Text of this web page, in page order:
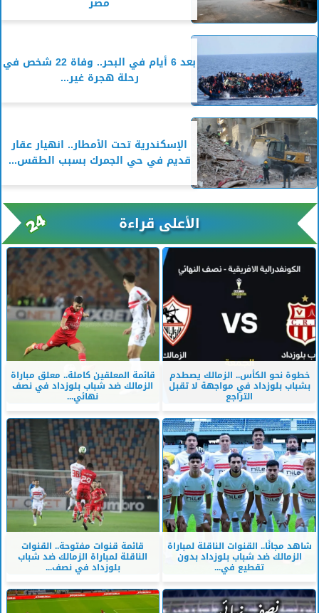
بعد 6 أيام في البحر.. وفاة 22 شخص في
رحلة هجرة غير...
الإسكندرية تحت الأمطار.. انهيار عقار
قديم في حي الجمرك بسبب الطقس...
الأعلى قراءة
خطوة نحو الكأس.. الزمالك يصطدم
بشباب بلوزداد في مواجهة لا تقبل
التراجع
قائمة المعلقين كاملة.. معلق مباراة
الزمالك ضد شباب بلوزداد في نصف
نهائي...
شاهد مجانًا.. القنوات الناقلة لمباراة
الزمالك ضد شباب بلوزداد بدون
تقطيع في...
قائمة قنوات مفتوحة.. القنوات
الناقلة لمباراة الزمالك ضد شباب
بلوزداد في نصف...